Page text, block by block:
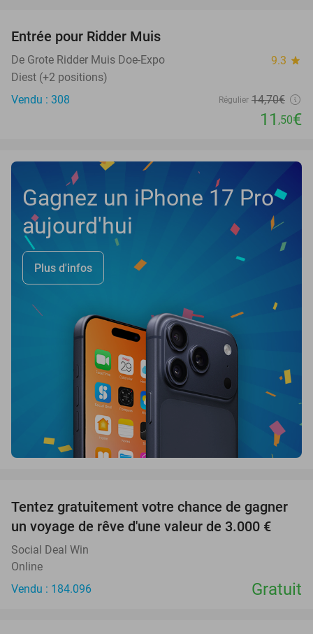
TODAY
Entrée pour Ridder Muis
De Grote Ridder Muis Doe-Expo 9.3 star
Diest (+2 positions)
Vendu : 308
Régulier 14,70€
11 ,50€
Gagnez un iPhone 17 Pro
aujourd'hui
Plus d'infos
Tentez gratuitement votre chance de gagner
un voyage de rêve d'une valeur de 3.000 €
Social Deal Win
Online
Vendu : 184.096
Gratuit